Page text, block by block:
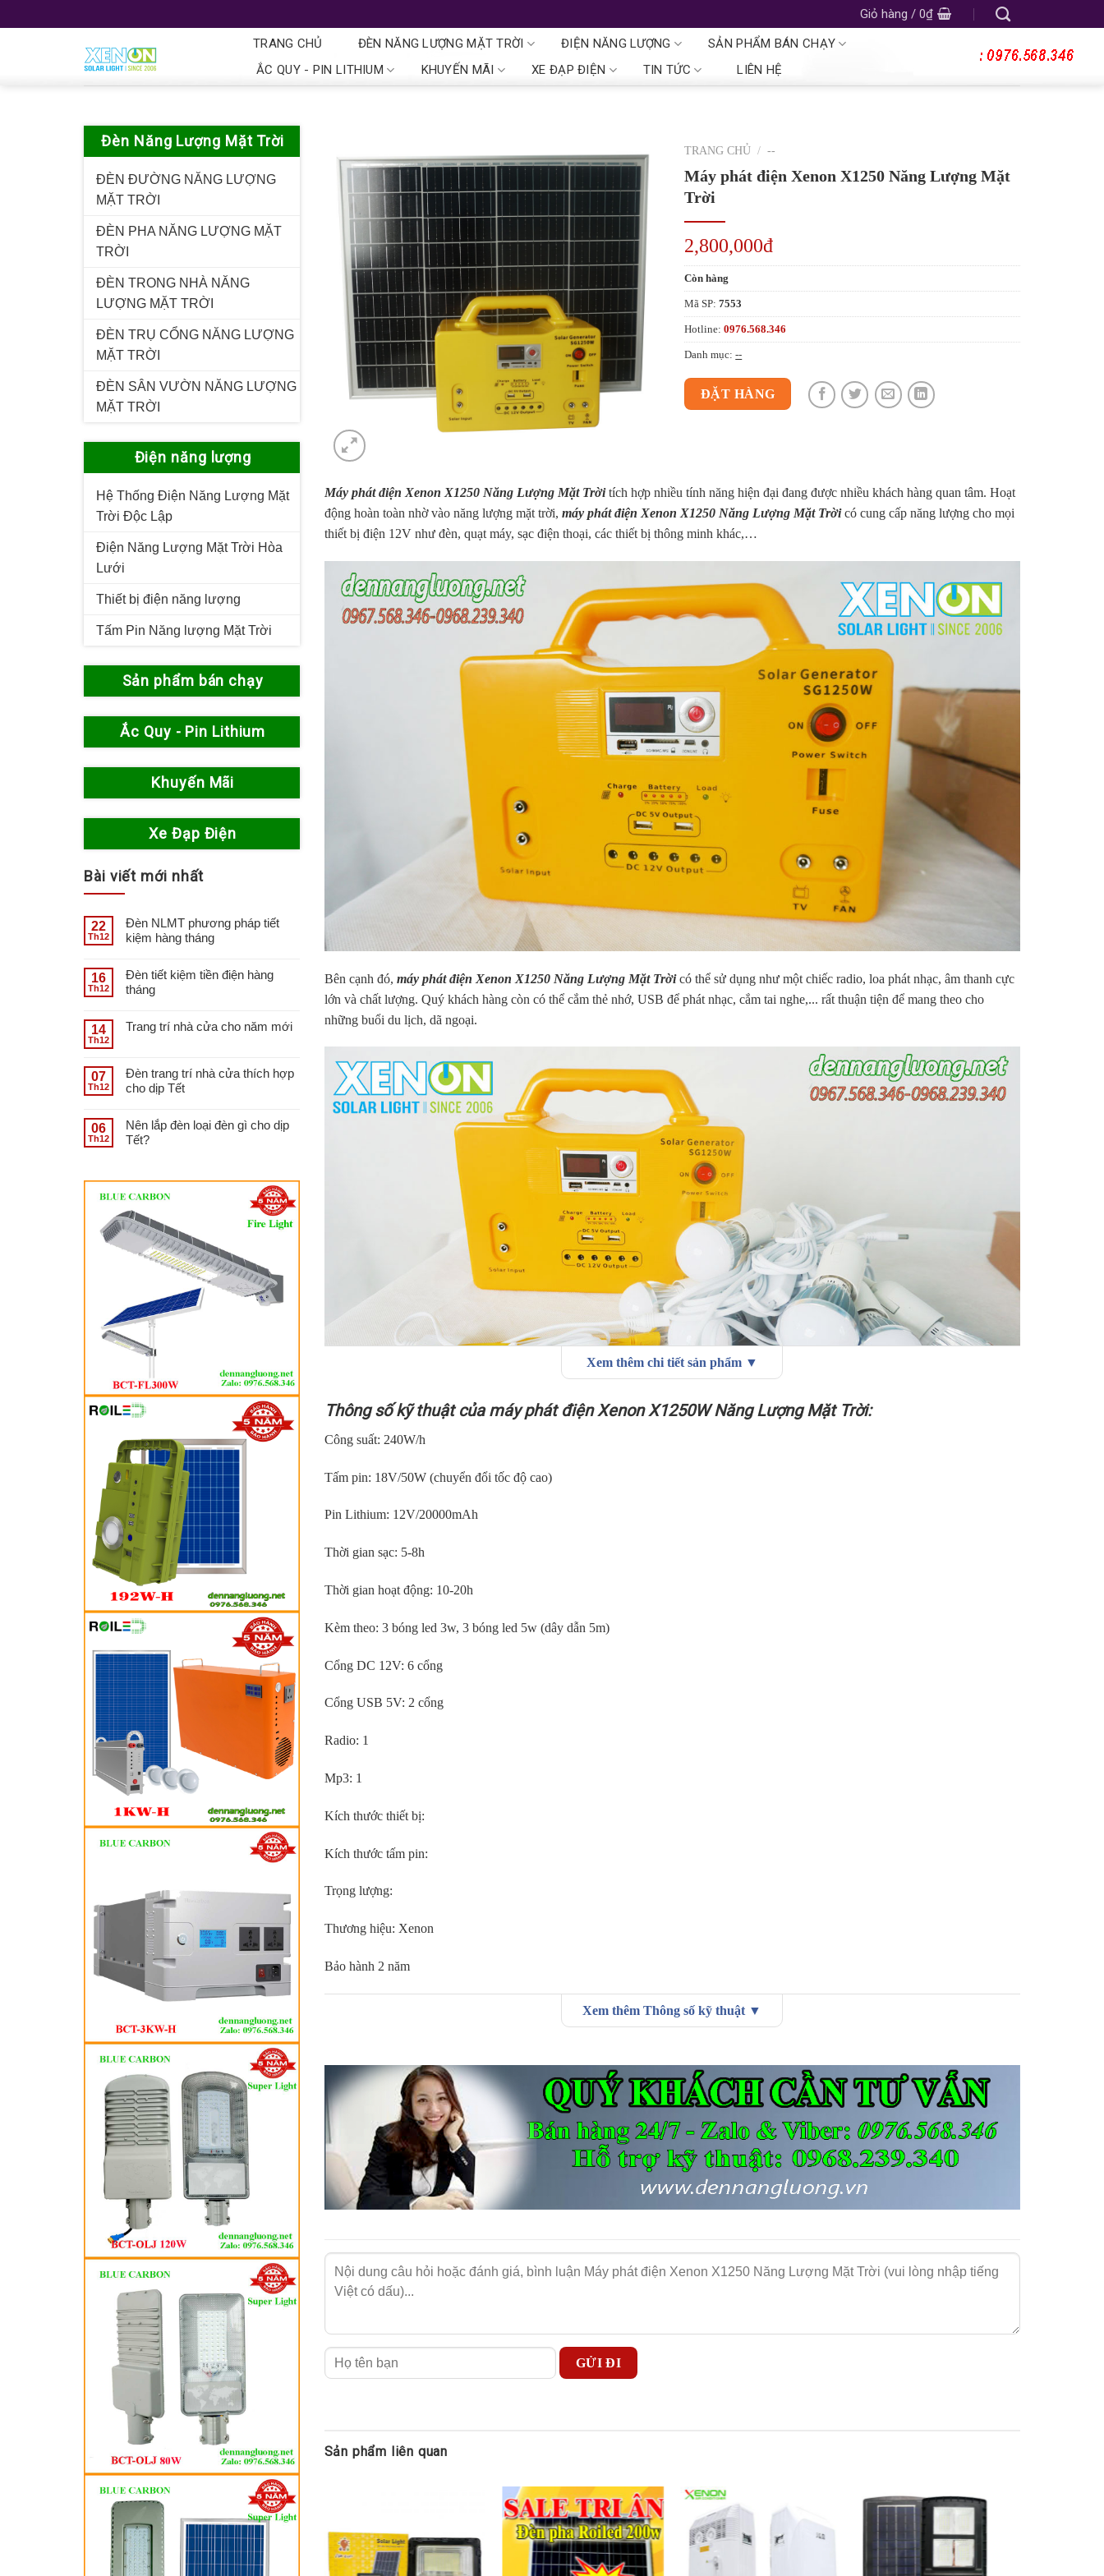
Giỏ hàng / 0₫
TRANG CHỦ
ĐÈN NĂNG LƯỢNG MẶT TRỜI ĐIỆN NĂNG LƯỢNG
SẢN PHẨM BÁN CHẠY
ẮC QUY - PIN LITHIUM
KHUYẾN MÃI XE ĐẠP ĐIỆN TIN TỨC LIÊN HỆ
Đèn Năng Lượng Mặt Trời
ĐÈN ĐƯỜNG NĂNG LƯỢNG
MẶT TRỜI
ĐÈN PHA NĂNG LƯỢNG MẶT
TRỜI
ĐÈN TRONG NHÀ NĂNG
LƯỢNG MẶT TRỜI
ĐÈN TRỤ CỔNG NĂNG LƯỢNG
MẶT TRỜI
ĐÈN SÂN VƯỜN NĂNG LƯỢNG
MẶT TRỜI
Điện năng lượng
Hệ Thống Điện Năng Lượng Mặt
Trời Độc Lập
Điện Năng Lượng Mặt Trời Hòa
Lưới
Thiết bị điện năng lượng
Tấm Pin Năng lượng Mặt Trời
Sản phẩm bán chạy
Ắc Quy - Pin Lithium
Khuyến Mãi
Xe Đạp Điện
Bài viết mới nhất
22
Th12
Đèn NLMT phương pháp tiết
kiệm hàng tháng
16
Th12
Đèn tiết kiệm tiền điện hàng
tháng
14
Th12
Trang trí nhà cửa cho năm mới
07
Th12
Đèn trang trí nhà cửa thích hợp
cho dịp Tết
06
Th12
Nên lắp đèn loại đèn gì cho dịp
Tết?
TRANG CHỦ / --
Máy phát điện Xenon X1250 Năng Lượng Mặt
Trời
2,800,000đ
Còn hàng
Mã SP:7553
Hotline:0976.568.346
Danh mục:--
ĐẶT HÀNG
Máy phát điện Xenon X1250 Năng Lượng Mặt Trờitích hợp nhiều tính năng hiện đại đang được nhiều khách hàng quan tâm. Hoạt
động hoàn toàn nhờ vào năng lượng mặt trời, máy phát điện Xenon X1250 Năng Lượng Mặt Trờicó cung cấp năng lượng cho mọi
thiết bị điện 12V như đèn, quạt máy, sạc điện thoại, các thiết bị thông minh khác,…
Bên cạnh đó, máy phát điện Xenon X1250 Năng Lượng Mặt Trờicó thể sử dụng như một chiếc radio, loa phát nhạc, âm thanh cực
lớn và chất lượng. Quý khách hàng còn có thể cắm thẻ nhớ, USB để phát nhạc, cắm tai nghe,... rất thuận tiện để mang theo cho
những buổi du lịch, dã ngoại.
Thời gian sử dụng liên tục kéo dài
Tay cầm giúp di chuyển linh hoạt, dễ dàng
Xem thêm chi tiết sản phẩm ▼
Thông số kỹ thuật của máy phát điện Xenon X1250W Năng Lượng Mặt Trời:
Công suất: 240W/h
Tấm pin: 18V/50W (chuyển đổi tốc độ cao)
Pin Lithium: 12V/20000mAh
Thời gian sạc: 5-8h
Thời gian hoạt động: 10-20h
Kèm theo: 3 bóng led 3w, 3 bóng led 5w (dây dẫn 5m)
Cổng DC 12V: 6 cổng
Cổng USB 5V: 2 cổng
Radio: 1
Mp3: 1
Kích thước thiết bị:
Kích thước tấm pin:
Trọng lượng:
Thương hiệu: Xenon
Bảo hành 2 năm
Xem thêm Thông số kỹ thuật ▼
Sản phẩm liên quan